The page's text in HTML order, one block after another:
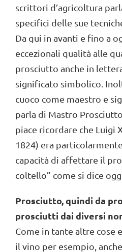
scrittori d’agricoltura
specifici delle sue
Da qui in avanti e fino a
eccezionali qualità alle
prosciutto anche in
significato simbolico.
cuoco come maestro e
parla di Mastro
piace ricordare che Luigi
1824) era
capacità di affettare il
coltello” come si dice
Prosciutto, quindi da
prosciutti dai diversi
Come in tante altre cose
il vino per esempio,